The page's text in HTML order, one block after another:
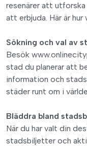
resenärer att
att erbjuda. Här är
Sökning och val av
Besök
stad du planerar att
information och
städer runt om i
Bläddra bland
När du har valt din
stadsbiljetter och